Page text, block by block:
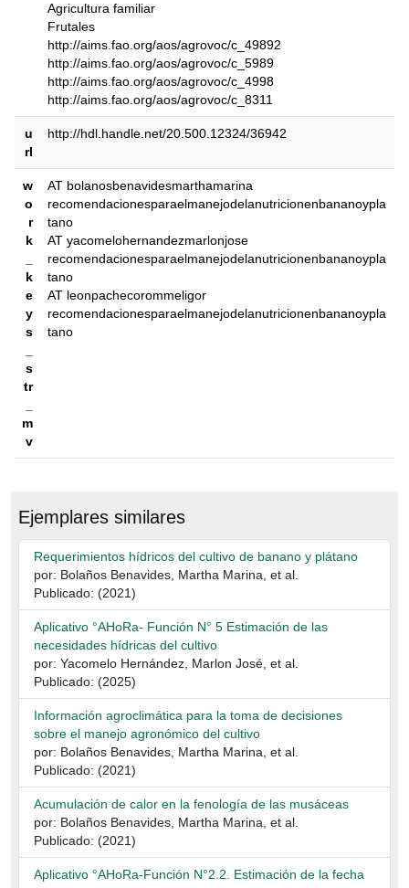
Agricultura familiar
Frutales
http://aims.fao.org/aos/agrovoc/c_49892
http://aims.fao.org/aos/agrovoc/c_5989
http://aims.fao.org/aos/agrovoc/c_4998
http://aims.fao.org/aos/agrovoc/c_8311
u
rl
http://hdl.handle.net/20.500.12324/36942
w
o
r
k
k
e
y
s
s
tr
m
v
AT bolanosbenavidesmarthamarina
recomendacionesparaelmanejodelanutricionenbananoypla
tano
AT yacomelohernandezmarlonjose
recomendacionesparaelmanejodelanutricionenbananoypla
tano
AT leonpachecorommeligor
recomendacionesparaelmanejodelanutricionenbananoypla
tano
Ejemplares similares
Requerimientos hídricos del cultivo de banano y plátano
por: Bolaños Benavides, Martha Marina, et al.
Publicado: (2021)
Aplicativo °AHoRa- Función N° 5 Estimación de las
necesidades hídricas del cultivo
por: Yacomelo Hernández, Marlon José, et al.
Publicado: (2025)
Información agroclimática para la toma de decisiones
sobre el manejo agronómico del cultivo
por: Bolaños Benavides, Martha Marina, et al.
Publicado: (2021)
Acumulación de calor en la fenología de las musáceas
por: Bolaños Benavides, Martha Marina, et al.
Publicado: (2021)
Aplicativo °AHoRa-Función N°2.2. Estimación de la fecha